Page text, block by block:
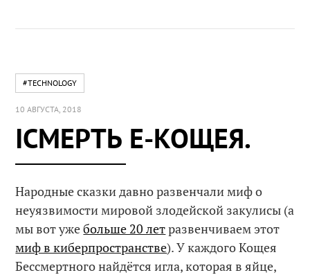
#TECHNOLOGY
10 АВГУСТА, 2018
IСМЕРТЬ E-КОЩЕЯ.
Народные сказки давно развенчали миф о
неуязвимости мировой злодейской закулисы (а
мы вот ужебольше 20 летразвенчиваем этот
миф в киберпространстве). У каждого Кощея
Бессмертного найдётся игла, которая в яйце,